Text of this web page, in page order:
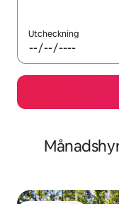
Utcheckning